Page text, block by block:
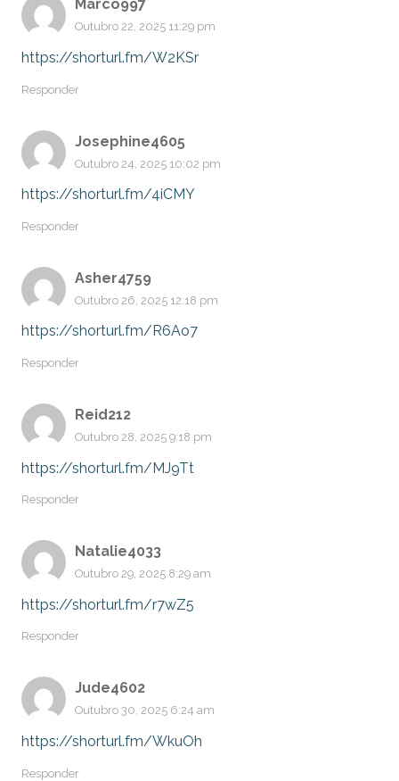
Marco997
Outubro 22, 2025 11:29 pm
https://shorturl.fm/W2KSr
Responder
Josephine4605
Outubro 24, 2025 10:02 pm
https://shorturl.fm/4iCMY
Responder
Asher4759
Outubro 26, 2025 12:18 pm
https://shorturl.fm/R6Ao7
Responder
Reid212
Outubro 28, 2025 9:18 pm
https://shorturl.fm/MJ9Tt
Responder
Natalie4033
Outubro 29, 2025 8:29 am
https://shorturl.fm/r7wZ5
Responder
Jude4602
Outubro 30, 2025 6:24 am
https://shorturl.fm/WkuOh
Responder